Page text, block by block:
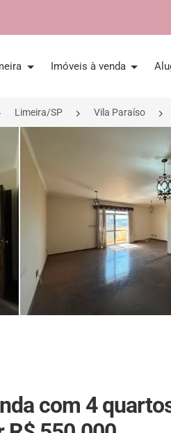
Imóveis à venda
Limeira/SP Vila Paraíso
com 4